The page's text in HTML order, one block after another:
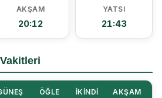
AKŞAM
20:12
YATSI
21:43
ÖĞLE İKINDI AKŞAM